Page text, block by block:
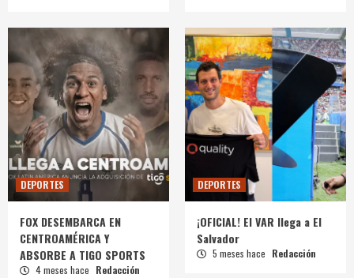
DEPORTES
FOX DESEMBARCA EN
CENTROAMÉRICA Y
ABSORBE A TIGO SPORTS
4 meses hace Redacción
DEPORTES
¡OFICIAL! El VAR llega a El
Salvador
5 meses hace Redacción